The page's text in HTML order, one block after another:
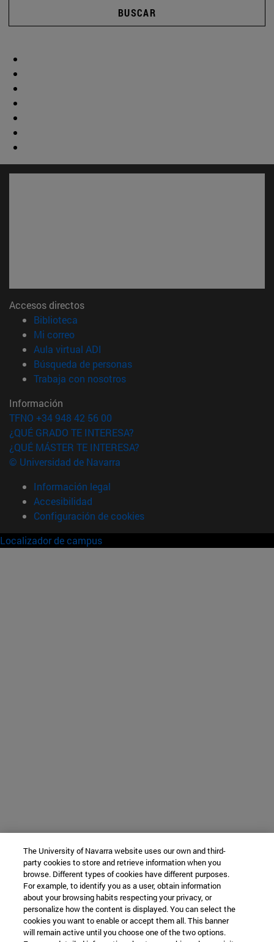
BUSCAR
Accesos directos
Biblioteca
Mi correo(abre en nueva ventana)
Aula virtual ADI
Búsqueda de personas(abre en nueva ventana)
Trabaja con nosotros(abre en nueva ventana)
Información
TFNO +34 948 42 56 00
¿QUÉ GRADO TE INTERESA?
¿QUÉ MÁSTER TE INTERESA?
© Universidad de Navarra
Información legal
Accesibilidad
Configuración de cookies
Localizador de campus
The University of Navarra website uses our own and third-
party cookies to store and retrieve information when you
browse. Different types of cookies have different purposes.
For example, to identify you as a user, obtain information
about your browsing habits respecting your privacy, or
personalize how the content is displayed. You can select the
cookies you want to enable or accept them all. This banner
will remain active until you choose one of the two options.